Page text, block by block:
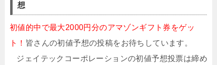
想
初値的中で最大2000円分のアマゾンギフト券をゲッ
ト！ 皆さんの初値予想の投稿をお待ちしています。
ジェイテックコーポレーションの初値予想投票は締め